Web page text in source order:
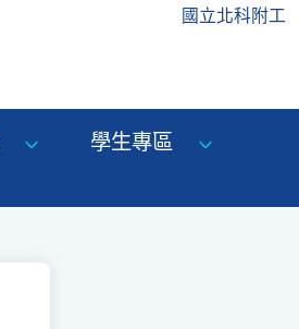
國立北科附工
學生專區